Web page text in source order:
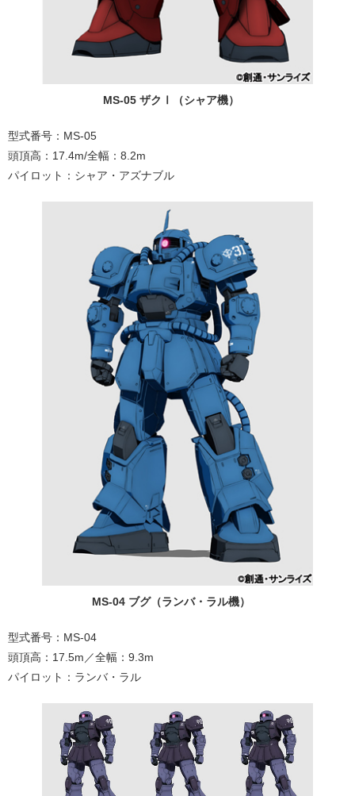
MS-05 ザクⅠ（シャア機）
型式番号：MS-05
頭頂高：17.4m/全幅：8.2m
パイロット：シャア・アズナブル
MS-04 ブグ（ランバ・ラル機）
型式番号：MS-04
頭頂高：17.5m／全幅：9.3m
パイロット：ランバ・ラル